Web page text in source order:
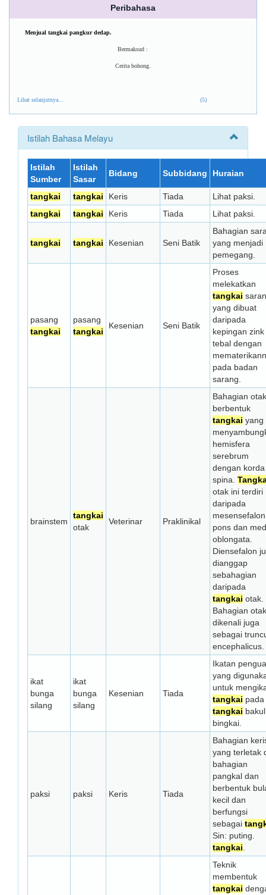
Peribahasa
Menjual tangkai pangkur dedap.
Bermaksud :
Cerita bohong.
Lihat selanjutnya... (5)
Istilah Bahasa Melayu
Istilah
Sumber
Istilah
Sasar
Bidang Subbidang Huraian
tangkai tangkai Keris Tiada
Lihat paksi.
tangkai
tangkai Keris Tiada Lihat paksi.
tangkai tangkai Kesenian Seni Batik
Bahagian
yang menjadi
pemegang.
pasang
tangkai
pasang
tangkai
Kesenian Seni Batik
Proses
melekatkan
tangkai
yang dibuat
daripada
kepingan zink
tebal dengan
pada badan
sarang.
brainstem
tangkai
otak
Veterinar Praklinikal
Bahagian otak
berbentuk
tangkai yang
hemisfera
serebrum
dengan korda
spina.
otak ini terdiri
daripada
pons dan
oblongata.
Diensefalon
dianggap
sebahagian
daripada
tangkai otak.
Bahagian
dikenali juga
sebagai
encephalicus.
ikat
bunga
silang
ikat
bunga
silang
Kesenian Tiada
Ikatan
yang
untuk
tangkai pada
tangkai bakul
bingkai.
paksi paksi Keris Tiada
Bahagian
yang terletak
bahagian
pangkal dan
berbentuk
kecil dan
berfungsi
sebagai
Sin: puting.
tangkai
Teknik
membentuk
tangkai